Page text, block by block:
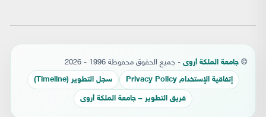
© جامعة الملكة أروى - جميع الحقوق محفوظة 1996 - 2026
إتفاقية الإستخدام Privacy Policy سجل التطوير (Timeline)
فريق التطوير – جامعة الملكة أروى